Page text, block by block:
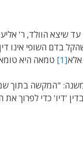
שיצא הוולד, ר'
בדם השופי אינו
אלא[1] טמאה היא
"המקשה בתוך
'דיו' כדי לפרוך